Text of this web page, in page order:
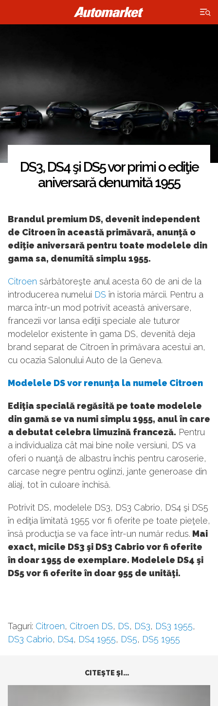
×
DS3, DS4 şi DS5 vor primi o ediţie
aniversară denumită 1955
Brandul premium DS, devenit independent
de Citroen în această primăvară, anunţă o
ediţie aniversară pentru toate modelele din
gama sa, denumită simplu 1955.
Citroen sărbătoreşte anul acesta 60 de ani de la
introducerea numelui DS în istoria mărcii. Pentru a
marca într-un mod potrivit această aniversare,
francezii vor lansa ediţii speciale ale tuturor
modelelor existente în gama DS, devenită deja
brand separat de Citroen în primăvara acestui an,
cu ocazia Salonului Auto de la Geneva.
Modelele DS vor renunţa la numele Citroen
Ediţia specială regăsită pe toate modelele
din gamă se va numi simplu 1955, anul în care
a debutat celebra limuzină franceză. Pentru
a individualiza cât mai bine noile versiuni, DS va
oferi o nuanţă de albastru închis pentru caroserie,
carcase negre pentru oglinzi, jante generoase din
aliaj, tot în culoare închisă.
Potrivit DS, modelele DS3, DS3 Cabrio, DS4 şi DS5
în ediţia limitată 1955 vor fi oferite pe toate pieţele,
însă producţia se va face într-un număr redus. Mai
exact, micile DS3 şi DS3 Cabrio vor fi oferite
în doar 1955 de exemplare. Modelele DS4 şi
DS5 vor fi oferite în doar 955 de unităţi.
Taguri: Citroen, Citroen DS, DS, DS3, DS3 1955,
DS3 Cabrio, DS4, DS4 1955, DS5, DS5 1955
CITEŞTE ŞI...